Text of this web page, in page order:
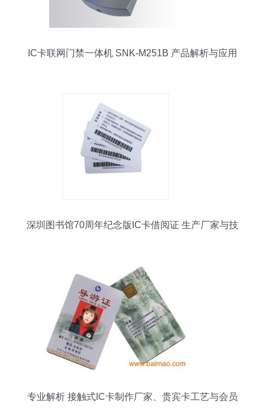
IC卡联网门禁一体机 SNK-M251B 产品解析与应用
深圳图书馆70周年纪念版IC卡借阅证 生产厂家与技
专业解析 接触式IC卡制作厂家、贵宾卡工艺与会员